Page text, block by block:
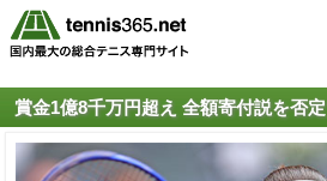
賞金1億8千万円超え 全額寄付説を否定